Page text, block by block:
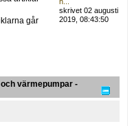
går
skrivet 02 augusti
2019, 08:43:50
värmepumpar -